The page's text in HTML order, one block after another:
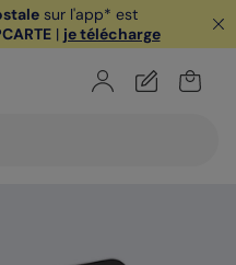
sur l'app* est
| je télécharge